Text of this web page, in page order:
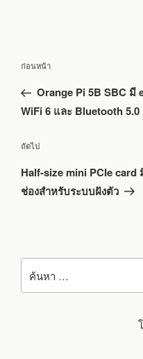
เรื่อง
เรื่อง
ก่อนหน้า
Orange Pi 5B SBC มี
WiFi 6 และ Bluetooth 5.0
เรื่อง
ไป
ถัดไป
Half-size mini PCIe card
ช่องสำหรับระบบฝังตัว
ค้นหา: